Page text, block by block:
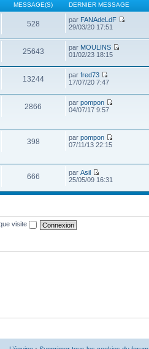
MESSAGE(S) DERNIER MESSAGE
528 par FANAdeLdF
29/03/20 17:51
25643 par MOULINS
01/02/23 18:15
13244 parfred73
17/07/20 7:47
2866 parpompon
04/07/17 9:57
398 parpompon
07/11/13 22:15
666 parAsil
25/05/09 16:31
visite